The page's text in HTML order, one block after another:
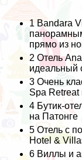
1Bandara
прямо из
2 Отель
идеальный
3 Очень
Spa Retreat
4 Бутик-
на Патонге
5 Отель с
Hotel &
6 Виллы и